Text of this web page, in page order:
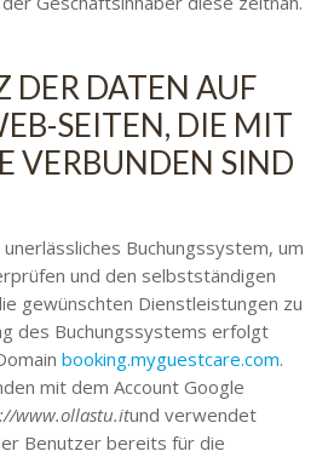
DER DATEN AUF
SEITEN, DIE MIT
VERBUNDEN SIND
Buchungssystem, um
und den selbstständigen
gewünschten Dienstleistungen zu
des Buchungssystems erfolgt
booking.myguestcare.com.
mit dem Account Google
www.ollastu.itund verwendet
Benutzer bereits für die